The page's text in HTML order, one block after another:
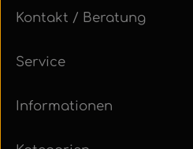
Kontakt / Beratung
Service
Informationen